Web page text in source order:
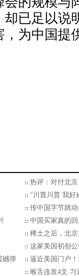
已足以说
为中国提
热评：对付北
“川普川普 我好
传中国字节跳
中国买家真的
稀土之后，北
这家美国初创
撼弹
逼近美国门户
喉舌连发4文 习